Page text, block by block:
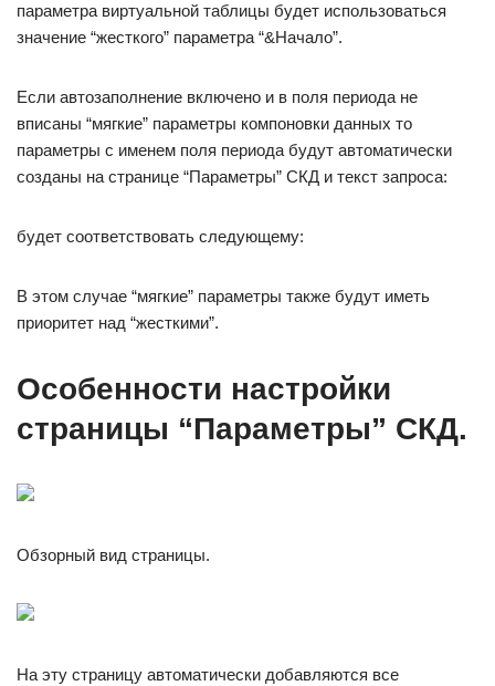
параметра виртуальной таблицы будет использоваться
значение “жесткого” параметра “&Начало”.
Если автозаполнение включено и в поля периода не
вписаны “мягкие” параметры компоновки данных то
параметры с именем поля периода будут автоматически
созданы на странице “Параметры” СКД и текст запроса:
будет соответствовать следующему:
В этом случае “мягкие” параметры также будут иметь
приоритет над “жесткими”.
Особенности настройки
страницы “Параметры” СКД.
Обзорный вид страницы.
На эту страницу автоматически добавляются все